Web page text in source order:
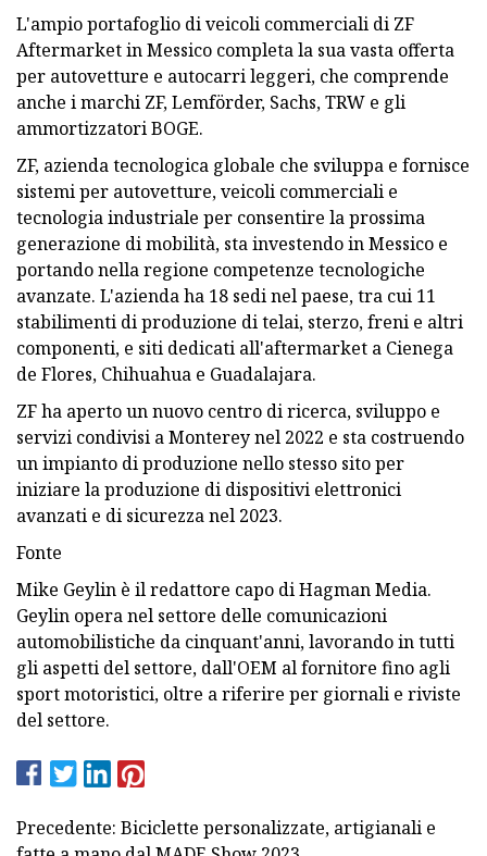
L'ampio portafoglio di veicoli commerciali di ZF
Aftermarket in Messico completa la sua vasta offerta
per autovetture e autocarri leggeri, che comprende
anche i marchi ZF, Lemförder, Sachs, TRW e gli
ammortizzatori BOGE.
ZF, azienda tecnologica globale che sviluppa e fornisce
sistemi per autovetture, veicoli commerciali e
tecnologia industriale per consentire la prossima
generazione di mobilità, sta investendo in Messico e
portando nella regione competenze tecnologiche
avanzate. L'azienda ha 18 sedi nel paese, tra cui 11
stabilimenti di produzione di telai, sterzo, freni e altri
componenti, e siti dedicati all'aftermarket a Cienega
de Flores, Chihuahua e Guadalajara.
ZF ha aperto un nuovo centro di ricerca, sviluppo e
servizi condivisi a Monterey nel 2022 e sta costruendo
un impianto di produzione nello stesso sito per
iniziare la produzione di dispositivi elettronici
avanzati e di sicurezza nel 2023.
Fonte
Mike Geylin è il redattore capo di Hagman Media.
Geylin opera nel settore delle comunicazioni
automobilistiche da cinquant'anni, lavorando in tutti
gli aspetti del settore, dall'OEM al fornitore fino agli
sport motoristici, oltre a riferire per giornali e riviste
del settore.
Precedente: Biciclette personalizzate, artigianali e